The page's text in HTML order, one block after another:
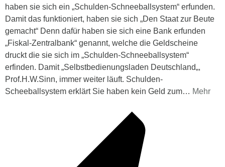
haben sie sich ein „Schulden-Schneeballsystem“ erfunden.
Damit das funktioniert, haben sie sich „Den Staat zur Beute
gemacht“ Denn dafür haben sie sich eine Bank erfunden
„Fiskal-Zentralbank“ genannt, welche die Geldscheine
druckt die sie sich im „Schulden-Schneeballsystem“
erfinden. Damit „Selbstbedienungsladen Deutschland„,
Prof.H.W.Sinn, immer weiter läuft. Schulden-
Scheeballsystem erklärt Sie haben kein Geld zum… Mehr